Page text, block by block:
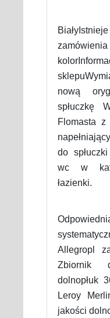
nową
spłuczkę
Flomasta
do
wc w
łazienki.
Allegropl
Zbiornik
dolnopłuk
Leroy
jakości